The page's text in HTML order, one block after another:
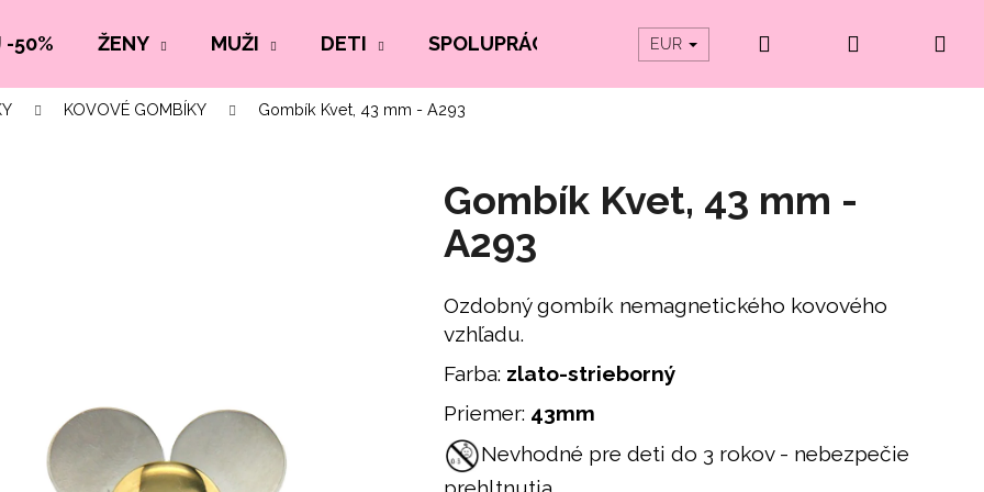
-50% ŽENY MUŽI DETI SPOLUPRÁCE PRODUKTY Z ORGANICKEJ BAVLNY
EUR Prihlásenie
KOVOVÉ GOMBÍKY Gombík Kvet, 43 mm - A293
Gombík Kvet, 43 mm -
A293
Ozdobný gombík nemagnetického kovového
vzhľadu.
Farba: zlato-strieborný
Priemer: 43mm
Nevhodné pre deti do 3 rokov - nebezpečie